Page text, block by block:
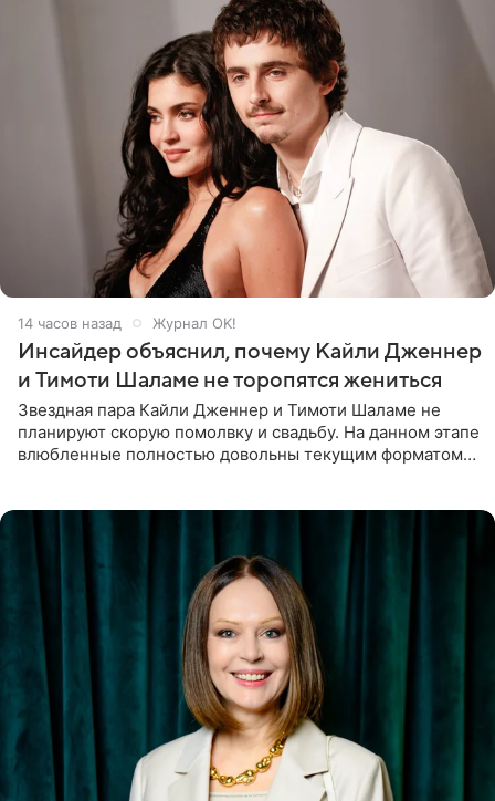
14 часов назад Журнал OK!
Инсайдер объяснил, почему Кайли Дженнер
и Тимоти Шаламе не торопятся жениться
Звездная пара Кайли Дженнер и Тимоти Шаламе не
планируют скорую помолвку и свадьбу. На данном этапе
влюбленные полностью довольны текущим форматом